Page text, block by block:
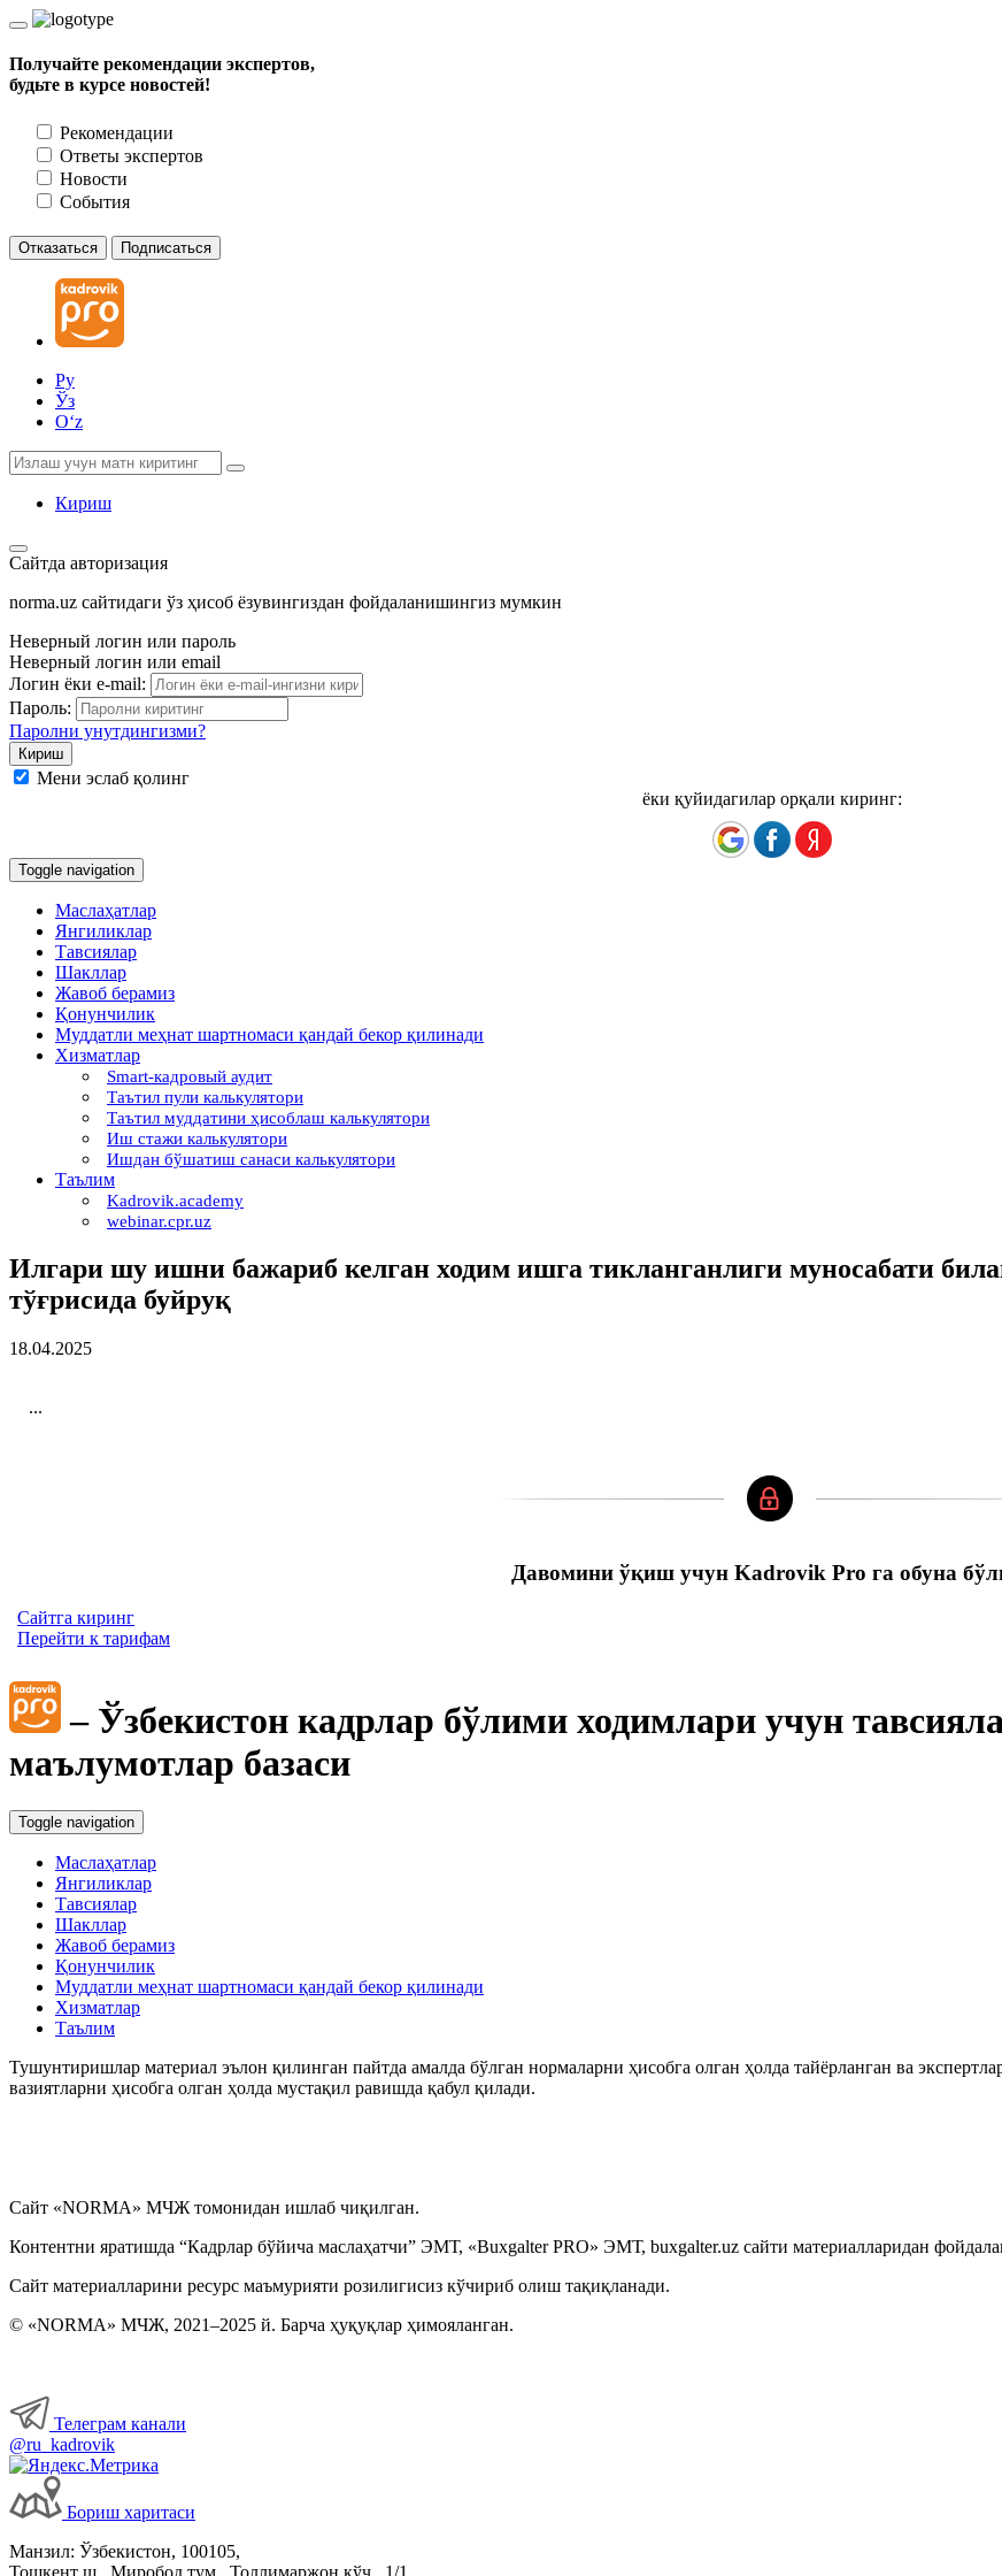
Получайте рекомендации экспертов,
будьте в курсе новостей!
Рекомендации
Ответы экспертов
Новости
События
Отказаться Подписаться
Ру
Ўз
Oʻz
Кириш
Сайтда авторизация
norma.uz сайтидаги ўз ҳисоб ёзувингиздан фойдаланишингиз мумкин
Неверный логин или пароль
Неверный логин или email
Логин ёки e-mail:
Пароль:
Паролни унутдингизми?
Мени эслаб қолинг
ёки қуйидагилар орқали киринг:
Toggle navigation
Маслаҳатлар
Янгиликлар
Тавсиялар
Шакллар
Жавоб берамиз
Қонунчилик
Муддатли меҳнат шартномаси қандай бекор қилинади
Хизматлар
Smart-кадровый аудит
Таътил пули калькулятори
Таътил муддатини ҳисоблаш калькулятори
Иш стажи калькулятори
Ишдан бўшатиш санаси калькулятори
Таълим
Kadrovik.academy
webinar.cpr.uz
Илгари шу ишни бажариб келган ходим ишга тикланганлиги муносабати
тўғрисида буйруқ
18.04.2025
...
Давомини ўқиш учун Kadrovik Pro га обуна
Сайтга киринг
Перейти к тарифам
– Ўзбекистон кадрлар бўлими ходимлари учун
маълумотлар базаси
Toggle navigation
Маслаҳатлар
Янгиликлар
Тавсиялар
Шакллар
Жавоб берамиз
Қонунчилик
Муддатли меҳнат шартномаси қандай бекор қилинади
Хизматлар
Таълим
Тушунтиришлар материал эълон қилинган пайтда амалда бўлган нормаларни ҳисобга олган ҳолда тайёрланган ва
вазиятларни ҳисобга олган ҳолда мустақил равишда қабул қилади.
Сайт «NORMA» МЧЖ томонидан ишлаб чиқилган.
Контентни яратишда “Кадрлар бўйича маслаҳатчи” ЭМТ, «Buxgalter PRO» ЭМТ, buxgalter.uz сайти материалларидан
Сайт материалларини ресурс маъмурияти розилигисиз кўчириб олиш тақиқланади.
© «NORMA» МЧЖ, 2021–2025 й. Барча ҳуқуқлар ҳимояланган.
Телеграм канали
@ru_kadrovik
Бориш харитаси
Манзил: Ўзбекистон, 100105,
Тошкент ш., Миробод тум., Толлимаржон кўч., 1/1.